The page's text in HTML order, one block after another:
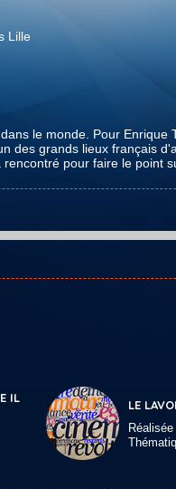
Lille
le monde. Pour Enrique
des grands lieux français
pour faire le point
IL
LE